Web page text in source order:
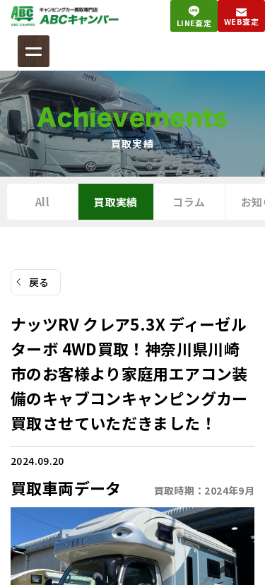
ツ
へ
ス
キ
ッ
プ
LINE査定 WEB査定
Achievements
買取実績
All 買取実績 コラム お知
戻る
ナッツRV クレア5.3X ディーゼル
ターボ 4WD買取！神奈川県川崎
市のお客様より家庭用エアコン装
備のキャブコンキャンピングカー
買取させていただきました！
2024.09.20
買取車両データ 買取時期： 2024年9月